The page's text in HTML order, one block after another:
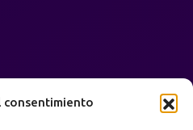
consentimiento